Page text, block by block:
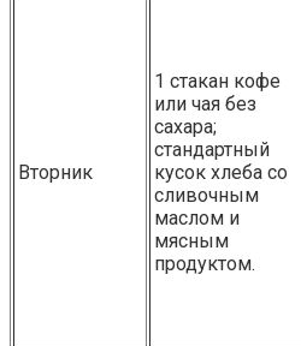
Вторник
1 стакан кофе
или чая без
сахара;
стандартный
кусок хлеба со
сливочным
маслом и
мясным
продуктом.